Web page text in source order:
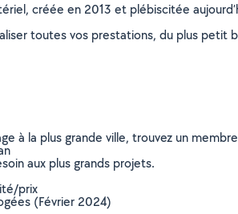
créée en 2013 et plébiscitée
toutes vos prestations, du plus petit
à la plus grande ville, trouvez un
aux plus grands projets.
prix
(Février 2024)